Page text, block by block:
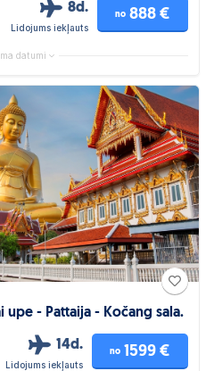
8d.
Lidojums iekļauts
no 888 €
datumi
upe - Pattaija - Kočang sala.
14d.
Lidojums iekļauts
no 1599 €